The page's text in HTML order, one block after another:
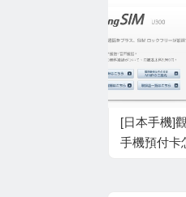
[日本手機]
手機預付卡